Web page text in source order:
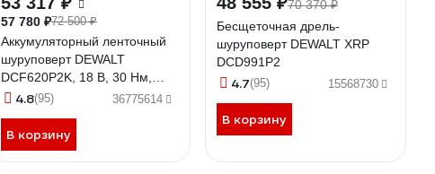
57 780 ₽72 500 ₽
Аккумуляторный ленточный
шуруповерт DEWALT
DCF620P2K, 18 В, 30 Нм,
4400 об/мин, с 2 АКБ 5 Ач и
DCF620P2K-QW
4.8(95) 36775614
В корзину
70 370 ₽
Бесщеточная дрель-
шуруповерт DEWALT XRP
DCD991P2
4.7(95) 15568730
В корзину